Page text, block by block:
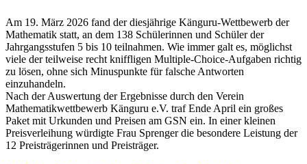
Am 19. März 2026 fand der diesjährige Känguru-Wettbewerb der
Mathematik statt, an dem 138 Schülerinnen und Schüler der
Jahrgangsstufen 5 bis 10 teilnahmen. Wie immer galt es, möglichst
viele der teilweise recht kniffligen Multiple-Choice-Aufgaben richtig
zu lösen, ohne sich Minuspunkte für falsche Antworten
einzuhandeln.
Nach der Auswertung der Ergebnisse durch den Verein
Mathematikwettbewerb Känguru e.V. traf Ende April ein großes
Paket mit Urkunden und Preisen am GSN ein. In einer kleinen
Preisverleihung würdigte Frau Sprenger die besondere Leistung der
12 Preisträgerinnen und Preisträger.